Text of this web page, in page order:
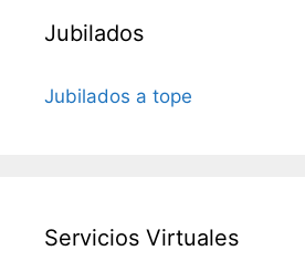
Jubilados
Jubilados a tope
Servicios Virtuales